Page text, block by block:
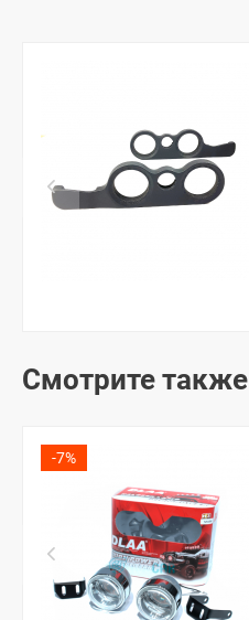
Смотрите также
-7%